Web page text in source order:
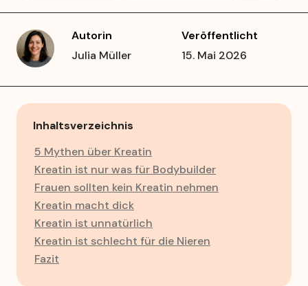
Autorin
Julia Müller
Veröffentlicht
15. Mai 2026
Inhaltsverzeichnis
5 Mythen über Kreatin
Kreatin ist nur was für Bodybuilder
Frauen sollten kein Kreatin nehmen
Kreatin macht dick
Kreatin ist unnatürlich
Kreatin ist schlecht für die Nieren
Fazit